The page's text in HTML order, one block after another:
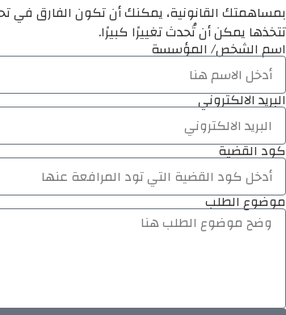
بمساهمتك القانونية، يمكنك أن تكون الفارق في
تتخذها يمكن أن تُحدث تغييرًا كبيرًا.
اسم الشخص/ المؤسسة
البريد الالكتروني
كود القضية
موضوع الطلب